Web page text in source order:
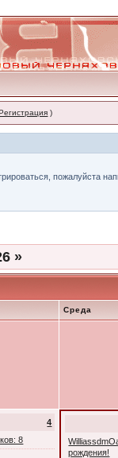
)
пожалуйста
»
Среда
4
8
рождения!